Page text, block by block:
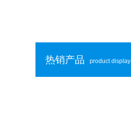
热销产品 product display